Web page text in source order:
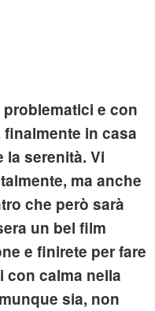
e con
in casa
serenità. Vi
ma anche
che però sarà
un bel film
e finirete per fare
con calma nella
sia, non